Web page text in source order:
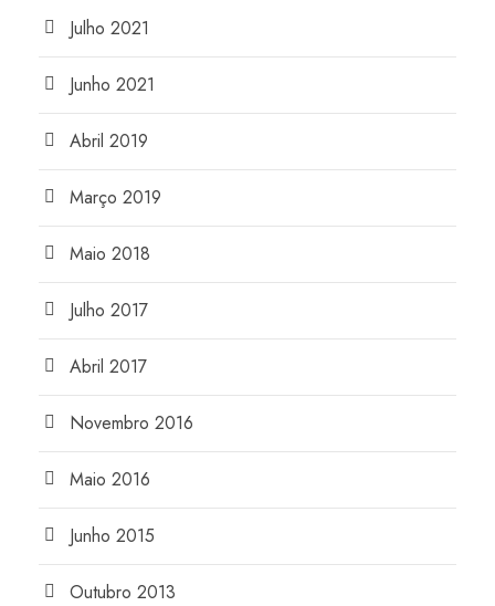
Julho 2021
Junho 2021
Abril 2019
Março 2019
Maio 2018
Julho 2017
Abril 2017
Novembro 2016
Maio 2016
Junho 2015
Outubro 2013